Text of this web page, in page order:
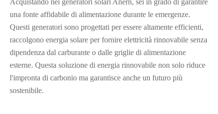
Acquistando nei generatori solari Anern, sei in grado di garantire
una fonte affidabile di alimentazione durante le emergenze.
Questi generatori sono progettati per essere altamente efficienti,
raccolgono energia solare per fornire elettricità rinnovabile senza
dipendenza dal carburante o dalle griglie di alimentazione
esterne. Questa soluzione di energia rinnovabile non solo riduce
l'impronta di carbonio ma garantisce anche un futuro più
sostenibile.